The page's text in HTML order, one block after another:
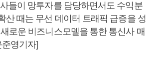
들이 망투자를 담당하면서도 수익분
산 때는 무선 데이터 트래픽 급증을 성
로운 비즈니스모델을 통한 통신사 매
영기자]